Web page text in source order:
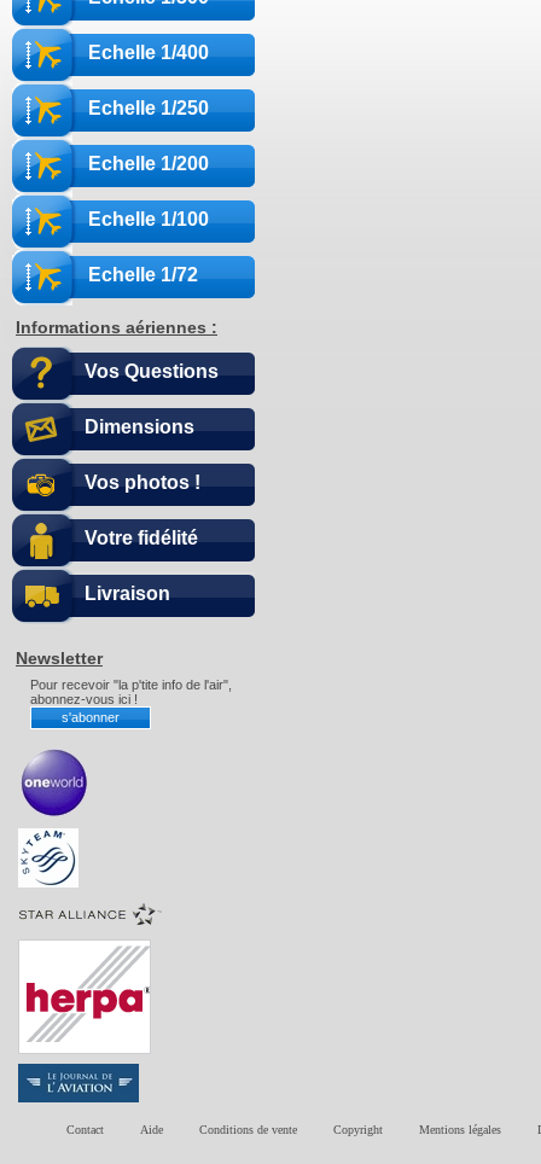
Echelle 1/400
Echelle 1/250
Echelle 1/200
Echelle 1/100
Echelle 1/72
Informations aériennes :
Vos Questions
Dimensions
Vos photos !
Votre fidélité
Livraison
Newsletter
Pour recevoir "la p'tite info de l'air",
abonnez-vous ici !
Contact Aide Conditions de vente Copyright Mentions légales